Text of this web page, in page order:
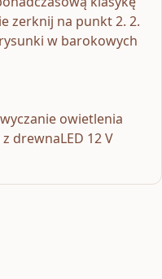
zerknij na punkt 2. 2.
w barokowych
owietlenia
drewnaLED 12 V